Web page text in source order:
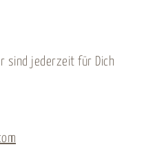
sind jederzeit für Dich